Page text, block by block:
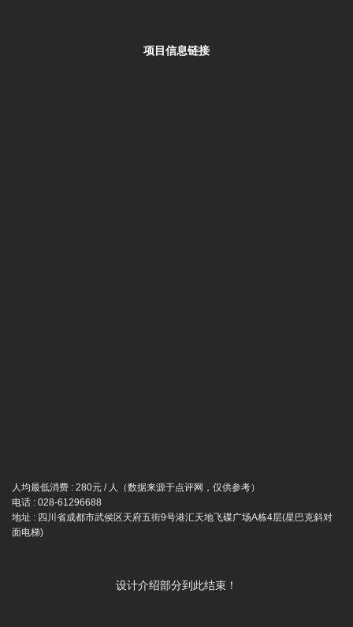
项目信息链接
人均最低消费 : 280元 / 人（数据来源于点评网，仅供参考）
电话 : 028-61296688
地址 : 四川省成都市武侯区天府五街9号港汇天地飞碟广场A栋4层(星巴克斜对
面电梯)
设计介绍部分到此结束！